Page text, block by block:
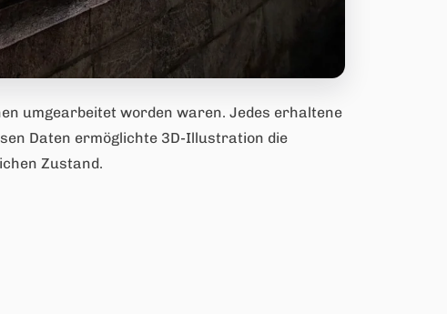
umgearbeitet worden waren. Jedes erhaltene
Daten ermöglichte 3D-Illustration die
Zustand.